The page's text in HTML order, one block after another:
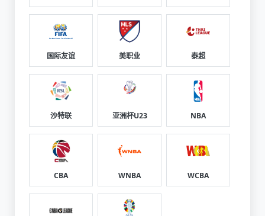
国际友谊 美职业 泰超
沙特联 亚洲杯U23 NBA
CBA WNBA WCBA